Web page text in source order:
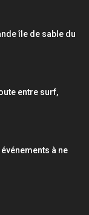
île de sable du
entre surf,
à ne